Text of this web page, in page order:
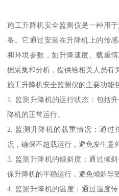
施工升降机安全监测仪是一种用
备。它通过安装在升降机上的传
和环境参数，如升降速度、载重
据采集和分析，提供给相关人员有
施工升降机安全监测仪的主要功能
1. 监测升降机的运行状态：包括
降机的正常运行。
2. 监测升降机的载重情况：通过
况，确保不超载运行，避免发生意
3. 监测升降机的倾斜度：通过倾
保升降机的平稳运行，避免倾斜导
4. 监测升降机的温度：通过温度